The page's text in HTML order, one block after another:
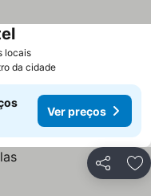
locais
da cidade
Ver preços
Partilhar